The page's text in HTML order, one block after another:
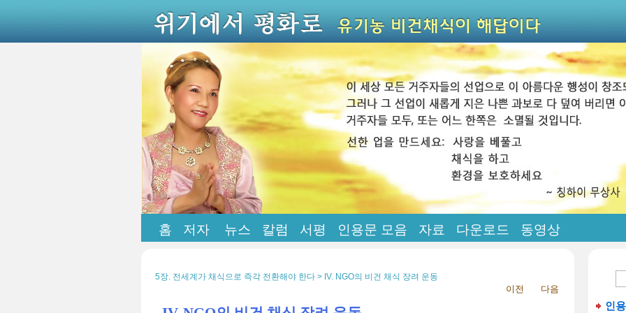
홈 저자 뉴스 칼럼 서평 인용문 모음 자료 다운로드 동영상
5장. 전세계가 채식으로 즉각 전환해야 한다 > IV. NGO의 비건 채식 장려 운동
이전 다음
인